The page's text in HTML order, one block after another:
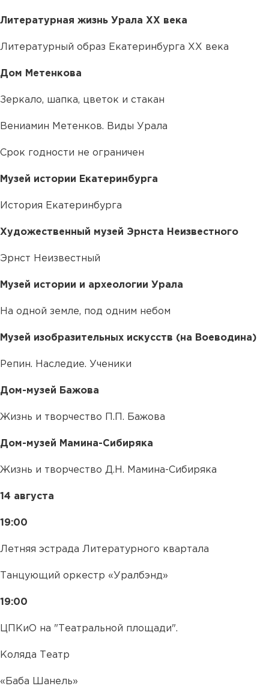
Литературная жизнь Урала ХХ века
Литературный образ Екатеринбурга XX века
Дом Метенкова
Зеркало, шапка, цветок и стакан
Вениамин Метенков. Виды Урала
Срок годности не ограничен
Музей истории Екатеринбурга
История Екатеринбурга
Художественный музей Эрнста Неизвестного
Эрнст Неизвестный
Музей истории и археологии Урала
На одной земле, под одним небом
Музей изобразительных искусств (на Воеводина)
Репин. Наследие. Ученики
Дом-музей Бажова
Жизнь и творчество П.П. Бажова
Дом-музей Мамина-Сибиряка
Жизнь и творчество Д.Н. Мамина-Сибиряка
14 августа
19:00
Летняя эстрада Литературного квартала
Танцующий оркестр «Уралбэнд»
19:00
ЦПКиО на "Театральной площади".
Коляда Театр
«Баба Шанель»